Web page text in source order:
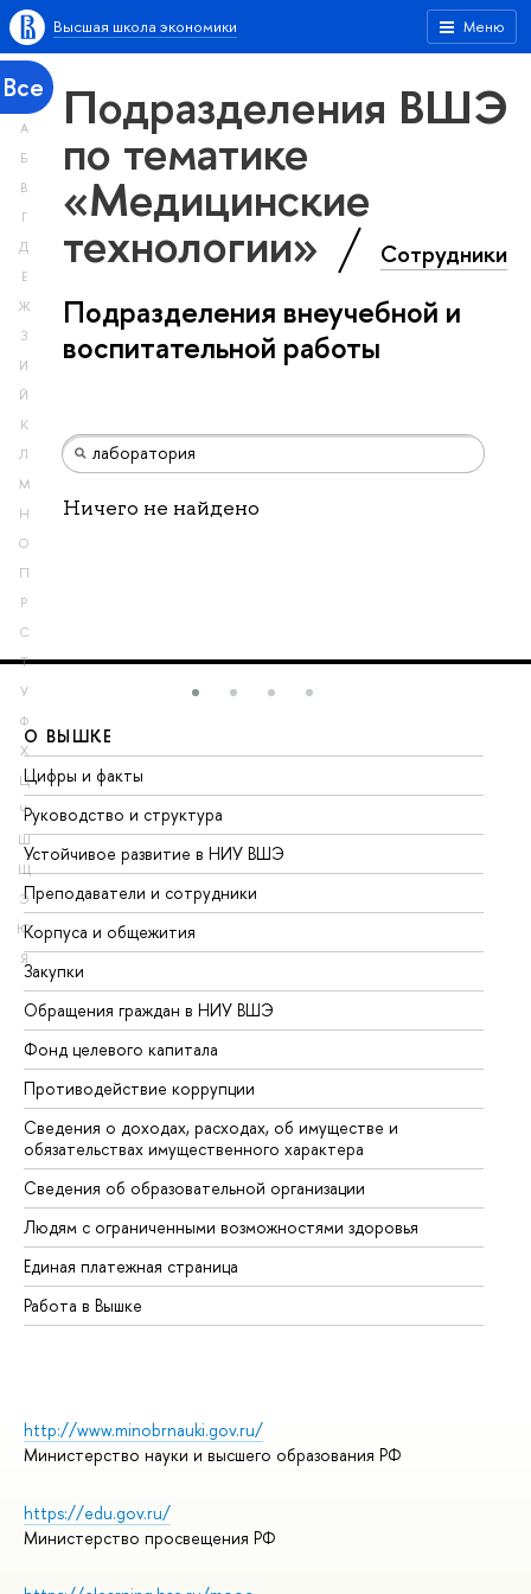
Меню
Высшая школа экономики
Все
А
Б
В
Г
Д
Е
Ж
З
И
Й
К
Л
М
Н
О
П
Р
С
Т
У
Ф
Х
Ц
Ч
Ш
Щ
Э
Ю
Я
Подразделения ВШЭ
по тематике
«Медицинские
технологии» Сотрудники
Подразделения внеучебной и
воспитательной работы
Ничего не найдено
О ВЫШКЕ
Цифры и факты
Руководство и структура
Устойчивое развитие в НИУ ВШЭ
Преподаватели и сотрудники
Корпуса и общежития
Закупки
Обращения граждан в НИУ ВШЭ
Фонд целевого капитала
Противодействие коррупции
Сведения о доходах, расходах, об имуществе и
обязательствах имущественного характера
Сведения об образовательной организации
Людям с ограниченными возможностями здоровья
Единая платежная страница
Работа в Вышке
http://www.minobrnauki.gov.ru/
Министерство науки и высшего образования РФ
https://edu.gov.ru/
Министерство просвещения РФ